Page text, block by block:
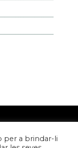
per a brindar-li